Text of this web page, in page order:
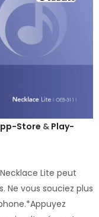
Store & Play-
Necklace Lite peut
vous souciez plus